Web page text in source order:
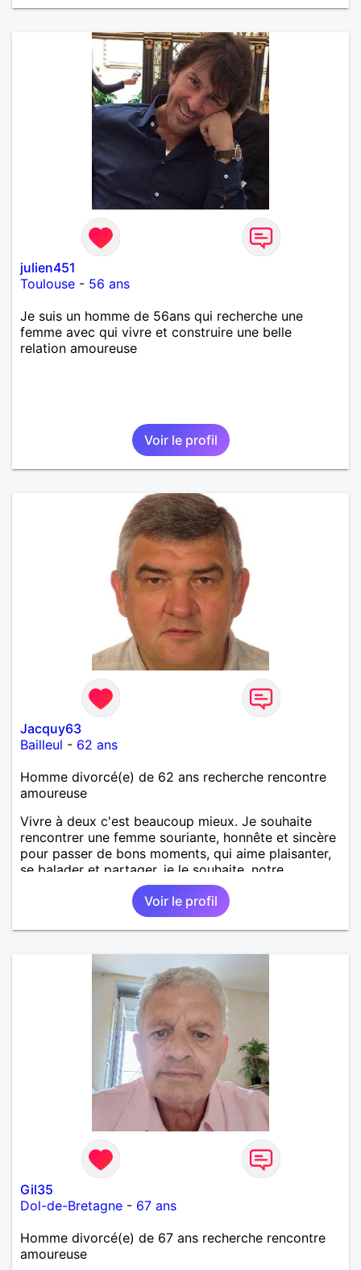
julien451
Toulouse - 56 ans
Je suis un homme de 56ans qui recherche une
femme avec qui vivre et construire une belle
relation amoureuse
Voir le profil
Jacquy63
Bailleul - 62 ans
Homme divorcé(e) de 62 ans recherche rencontre
amoureuse
Vivre à deux c'est beaucoup mieux. Je souhaite
rencontrer une femme souriante, honnête et sincère
pour passer de bons moments, qui aime plaisanter,
se balader et partager, je le souhaite, notre
complicité. J'aime beaucoup les chantiers de
randonnée pour se défouler, se relaxer, se détendre
et finalement prendre du bon temps. C'est difficile
de tout dire en quelques lignes. En revanche, vous
d'informations. A bientôt
Voir le profil
Gil35
Dol-de-Bretagne - 67 ans
Homme divorcé(e) de 67 ans recherche rencontre
amoureuse